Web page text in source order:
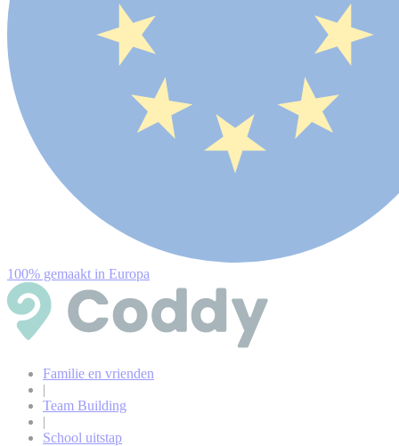
100% gemaakt in Europa
Familie en vrienden
|
Team Building
|
School uitstap